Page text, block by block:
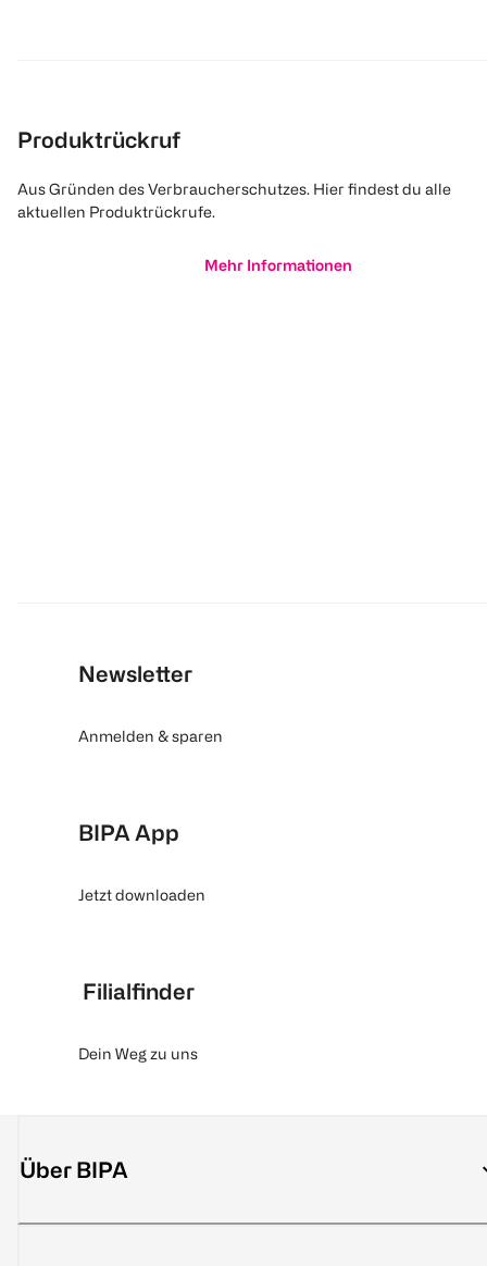
Produktrückruf
Aus Gründen des Verbraucherschutzes. Hier findest du alle
aktuellen Produktrückrufe.
Mehr Informationen
Newsletter
Anmelden & sparen
BIPA App
Jetzt downloaden
Filialfinder
Dein Weg zu uns
Über BIPA